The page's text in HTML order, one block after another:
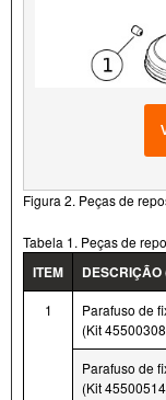
Figura 2. Peças de
Tabela 1. Peças de
ITEM
1
Parafuso de
(Kit
Parafuso de
(Kit